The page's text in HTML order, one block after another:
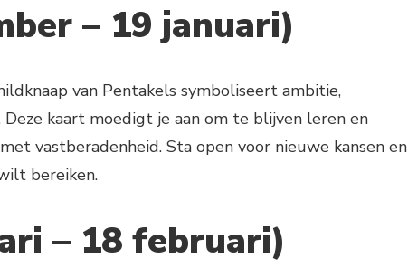
– 19 januari)
van Pentakels symboliseert ambitie,
kaart moedigt je aan om te blijven leren en
vastberadenheid. Sta open voor nieuwe kansen en
bereiken.
– 18 februari)